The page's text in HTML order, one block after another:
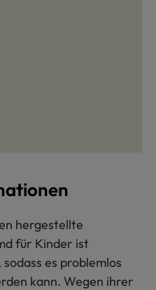
hergestellte
für Kinder ist
es problemlos
kann. Wegen ihrer